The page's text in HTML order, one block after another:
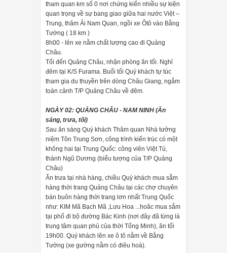
tham quan km số 0 nơi chứng kiến nhiều sự kiện
quan trọng về sự bang giao giữa hai nước Việt –
Trung, thăm Ải Nam Quan, ngồi xe Ôtô vào Bằng
Tường ( 18 km )
8h00 - lên xe nằm chất lượng cao đi Quảng
Châu.
Tối đến Quảng Châu, nhận phòng ăn tối. Nghỉ
đêm tại K/S Furama. Buổi tối Quý khách tự túc
tham gia du thuyền trên dòng Châu Giang, ngắm
toàn cảnh T/P Quảng Châu về đêm.
NGÀY 02: QUẢNG CHÂU - NAM NINH (Ăn
sáng, trưa, tối)
Sau ăn sáng Quý khách Thăm quan Nhà tưởng
niệm Tôn Trung Sơn, công trình kiến trúc có một
không hai tại Trung Quốc: công viên Việt Tú,
thành Ngũ Dương (biểu tượng của T/P Quảng
Châu)
Ăn trưa tại nhà hàng, chiều Quý khách mua sẵm
hàng thời trang Quảng Châu tại các chợ chuyên
bán buôn hàng thời trang lơn nhất Trung Quốc
như: KIM Mã Bạch Mã ,Lưu Hoa ...hoăc mua sắm
tại phố đi bộ đường Bác Kinh (nơi đây đã từng là
trung tâm quan phủ của thời Tống Minh), ăn tối
19h00. Quý khách lên xe ô tô nằm về Bằng
Tường (xe gường nằm có điêu hoà).